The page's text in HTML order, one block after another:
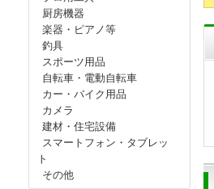
厨房機器
楽器・ピアノ等
釣具
スポーツ用品
自転車・電動自転車
カー・バイク用品
カメラ
建材・住宅設備
スマートフォン・タブレッ
ト
その他